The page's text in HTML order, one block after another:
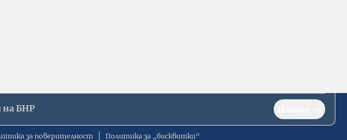
на БНР
за поверителност Политика за „бисквитки“